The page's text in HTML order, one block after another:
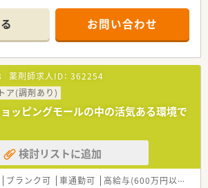
ができます。
たマンツーマンに近い形態の店舗のため、患者様
合えます。
て】
において7店舗の調剤薬局を運営し、地域医療
います。
が社長を務めており、現場で働くスタッフの目
います。
います。
スメ】
う特定の専門分野で、ご自身のスキルと知識を深
お問い合わせ
薬剤師求人ID： 362254
ア(調剤あり)
ョッピングモールの中の活気ある環境で
検討リストに追加
ブランク可 車通勤可 高給与(600万円以上)